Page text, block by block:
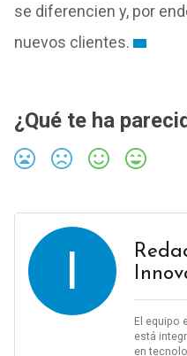
se diferencien y, por
nuevos clientes.
¿Qué te ha
I
El equipo
está
en